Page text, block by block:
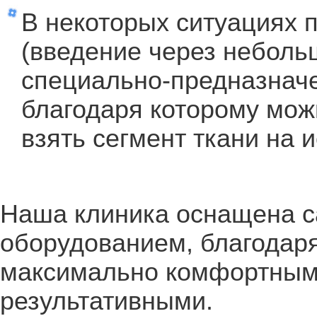
В некоторых ситуациях
(введение через
специально-
благодаря которому
взять сегмент ткани на
Наша клиника оснащена
оборудованием,
максимально
результативными.